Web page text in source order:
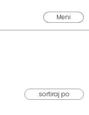
Meni